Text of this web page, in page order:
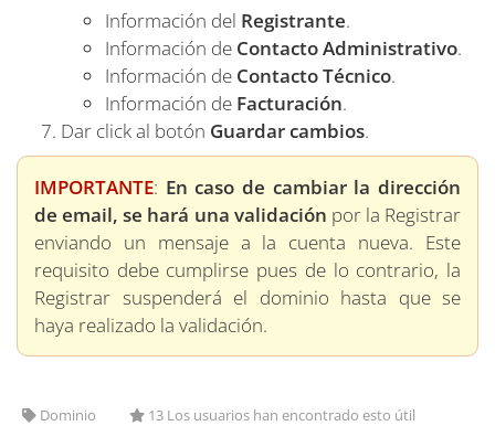
Información del Registrante.
Información de Contacto Administrativo.
Información de Contacto Técnico.
Información de Facturación.
Dar click al botón Guardar cambios.
IMPORTANTE: En caso de cambiar la dirección
de email, se hará una validación por la Registrar
enviando un mensaje a la cuenta nueva. Este
requisito debe cumplirse pues de lo contrario, la
Registrar suspenderá el dominio hasta que se
haya realizado la validación.
Dominio 13 Los usuarios han encontrado esto útil